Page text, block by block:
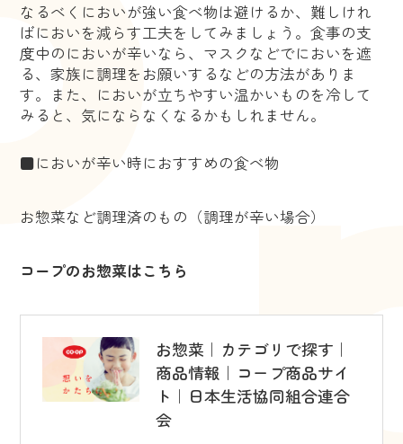
なるべくにおいが強い食べ物は避けるか、難しけれ
ばにおいを減らす工夫をしてみましょう。食事の支
度中のにおいが辛いなら、マスクなどでにおいを遮
る、家族に調理をお願いするなどの方法がありま
す。また、においが立ちやすい温かいものを冷して
みると、気にならなくなるかもしれません。
■においが辛い時におすすめの食べ物
お惣菜など調理済のもの（調理が辛い場合）
コープのお惣菜はこちら
お惣菜｜カテゴリで探す｜
商品情報｜コープ商品サイ
ト｜日本生活協同組合連合
会